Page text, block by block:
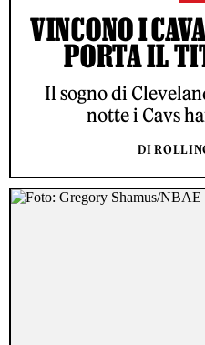
VINCONO I
PORTA IL
Il sogno di
notte i Cavs
DI